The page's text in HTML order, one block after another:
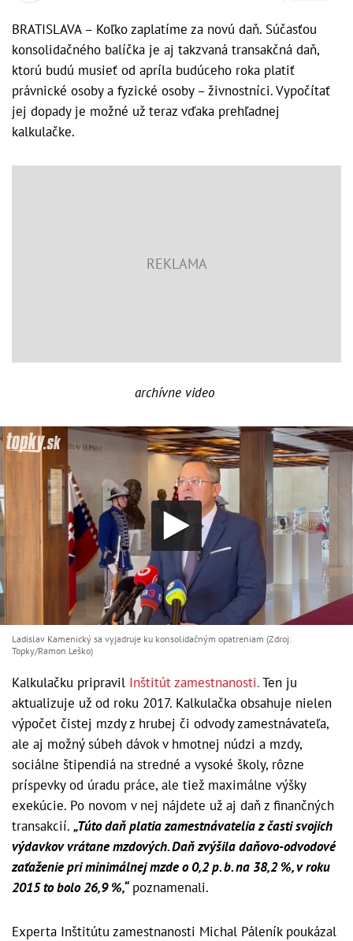
BRATISLAVA – Koľko zaplatíme za novú daň. Súčasťou
konsolidačného balíčka je aj takzvaná transakčná daň,
ktorú budú musieť od apríla budúceho roka platiť
právnické osoby a fyzické osoby – živnostníci. Vypočítať
jej dopady je možné už teraz vďaka prehľadnej
kalkulačke.
archívne video
Ladislav Kamenický sa vyjadruje ku konsolidačným opatreniam (Zdroj:
Topky/Ramon Leško)
Kalkulačku pripravil Inštitút zamestnanosti.Ten ju
aktualizuje už od roku 2017. Kalkulačka obsahuje nielen
výpočet čistej mzdy z hrubej či odvody zamest­návateľa,
ale aj možný súbeh dávok v hmotnej núdzi a mzdy,
sociálne štipendiá na stredné a vysoké školy, rôzne
príspevky od úradu práce, ale tiež maximálne výšky
exekúcie. Po novom v nej nájdete už aj daň z finančných
transakcií. „Túto daň platia zamest­návatelia z časti svojich
výdavkov vrátane mzdových. Daň zvýšila daňovo-odvodové
zaťaženie pri minimálnej mzde o 0,2 p. b. na 38,2 %, v roku
2015 to bolo 26,9 %,“poznamenali.
Experta Inštitútu zamestnanosti Michal Páleník poukázal